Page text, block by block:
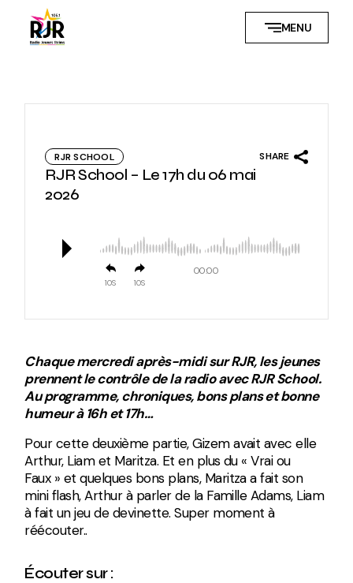
content
MENU
RJR SCHOOL
RJR School – Le 17h du 06 mai
2026
SHARE
10 10
00:00
Chaque mercredi après-midi sur RJR, les jeunes
prennent le contrôle de la radio avec RJR School.
Au programme, chroniques, bons plans et bonne
humeur à 16h et 17h…
Pour cette deuxième partie, Gizem avait avec elle
Arthur, Liam et Maritza. Et en plus du « Vrai ou
Faux » et quelques bons plans, Maritza a fait son
mini flash, Arthur à parler de la Famille Adams, Liam
à fait un jeu de devinette. Super moment à
réécouter..
Écouter sur :